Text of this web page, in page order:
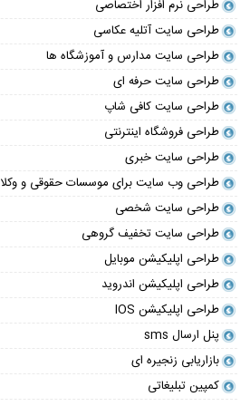
طراحی نرم افزار اختصاصی
طراحی سایت آتلیه عکاسی
طراحی سایت مدارس و آموزشگاه ها
طراحی سایت حرفه ای
طراحی سایت کافی شاپ
طراحی فروشگاه اینترنتی
طراحی سایت خبری
طراحی وب سایت برای موسسات حقوقی و وکلا
طراحی سایت شخصی
طراحی سایت تخفیف گروهی
طراحی اپلیکیشن موبایل
طراحی اپلیکیشن اندروید
طراحی اپلیکیشن IOS
پنل ارسال sms
بازاریابی زنجیره ای
کمپین تبلیغاتی